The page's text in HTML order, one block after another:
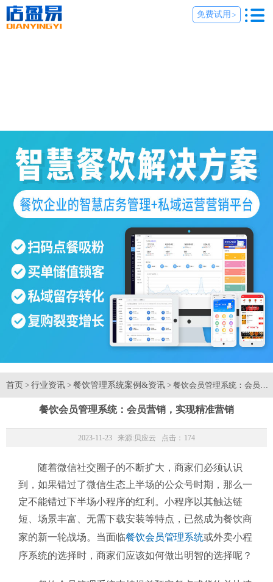
免费试用 >
首页 > 行业资讯 > 餐饮管理系统案例&资讯 > 餐饮会员管理系统：会员营
餐饮会员管理系统：会员营销，实现精准营销
2023-11-23 来源: 贝应云 点击： 174
随着微信社交圈子的不断扩大，商家们必须认识
到，如果错过了微信生态上半场的公众号时期，那么一
定不能错过下半场小程序的红利。小程序以其触达链
短、场景丰富、无需下载安装等特点，已然成为餐饮商
家的新一轮战场。当面临餐饮会员管理系统或外卖小程
序系统的选择时，商家们应该如何做出明智的选择呢？